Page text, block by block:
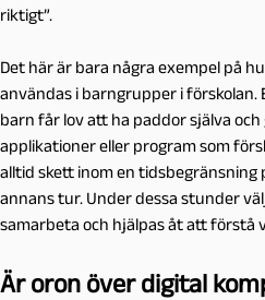
riktigt”.
Det här är bara några exempel på
användas i barngrupper i
barn får lov att ha paddor själva och
applikationer eller program som
alltid skett inom en tidsbegränsning
annans tur. Under dessa stunder
samarbeta och hjälpas åt att förstå
Är oron över digital